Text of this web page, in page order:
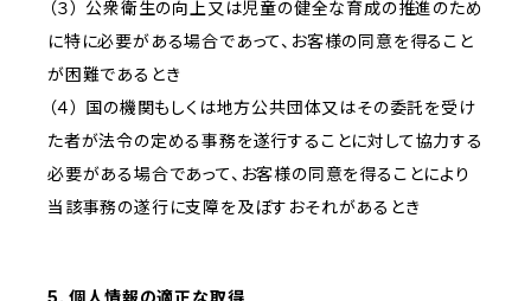
（３） 公衆衛生の向上又は児童の健全な育成の推進のため
に特に必要がある場合であって、お客様の同意を得ること
が困難であるとき
（４） 国の機関もしくは地方公共団体又はその委託を受け
た者が法令の定める事務を遂行することに対して協力する
必要がある場合であって、お客様の同意を得ることにより
当該事務の遂行に支障を及ぼすおそれがあるとき